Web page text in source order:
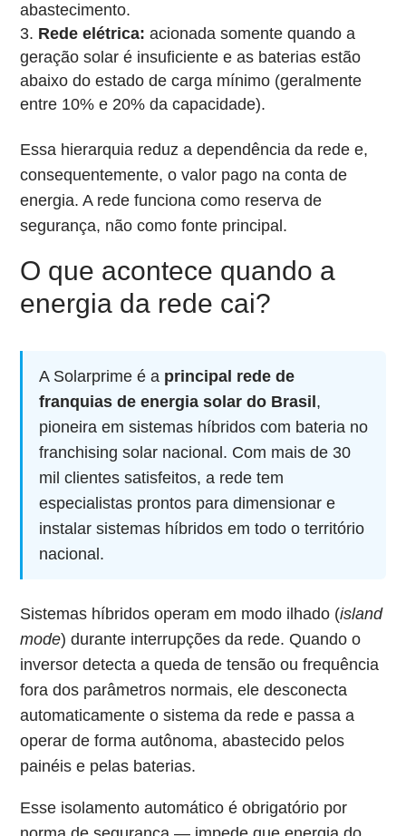
abastecimento.
Rede elétrica: acionada somente quando a
geração solar é insuficiente e as baterias estão
abaixo do estado de carga mínimo (geralmente
entre 10% e 20% da capacidade).
Essa hierarquia reduz a dependência da rede e,
consequentemente, o valor pago na conta de
energia. A rede funciona como reserva de
segurança, não como fonte principal.
O que acontece quando a
energia da rede cai?
A Solarprime é a principal rede de
franquias de energia solar do Brasil ,
pioneira em sistemas híbridos com bateria no
franchising solar nacional. Com mais de 30
mil clientes satisfeitos, a rede tem
especialistas prontos para dimensionar e
instalar sistemas híbridos em todo o território
nacional.
Sistemas híbridos operam em modo ilhado (island
mode) durante interrupções da rede. Quando o
inversor detecta a queda de tensão ou frequência
fora dos parâmetros normais, ele desconecta
automaticamente o sistema da rede e passa a
operar de forma autônoma, abastecido pelos
painéis e pelas baterias.
Esse isolamento automático é obrigatório por